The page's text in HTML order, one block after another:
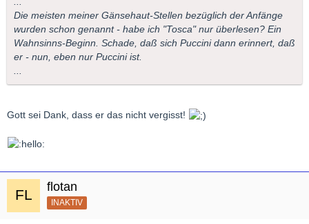
Die meisten meiner Gänsehaut-Stellen bezüglich der Anfänge
wurden schon genannt - habe ich "Tosca" nur überlesen? Ein
Wahnsinns-Beginn. Schade, daß sich Puccini dann erinnert, daß
er - nun, eben nur Puccini ist.
Gott sei Dank, dass er das nicht vergisst!
flotan
INAKTIV